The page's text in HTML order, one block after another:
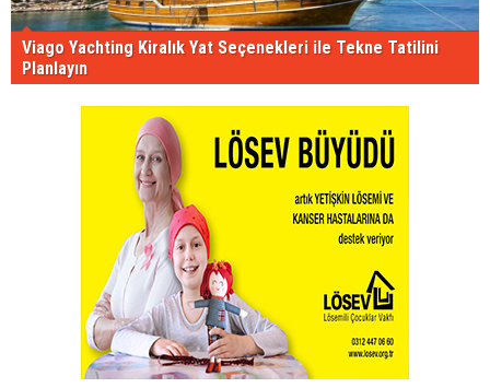
Viago Yachting Kiralık Yat Seçenekleri ile Tekne Tatilini
Planlayın